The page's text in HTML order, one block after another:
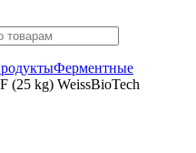
Ферментные
(25 kg) WeissBioTech